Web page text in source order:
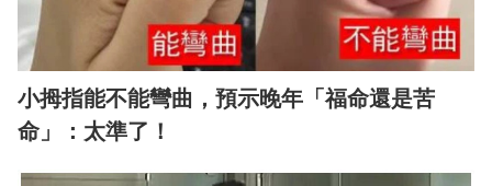
小拇指能不能彎曲，預示晚年「福命還是苦
命」：太準了！